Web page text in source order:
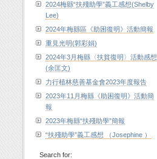
2024梅縣“扶殘助學”義工感想(Shelby
Lee)
2024年梅縣區《助困復明》活動簡報
重見光明(郭彩娟)
2024年3月梅縣〈扶貧復明〉活動感想
(余匡文)
力行植林慈善基金會2023年度報告
2023年11月梅縣《助困復明》活動簡
報
2023年梅縣“扶殘助學”簡報
“扶殘助學”義工感想 （Josephine ）
Search for: